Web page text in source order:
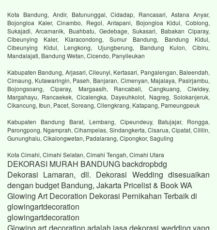
Kota Bandung, Andir, Batununggal, Cidadap, Rancasari, Astana Anyar,
Bojongloa Kaler, Cinambo, Regol, Antapani, Bojongloa Kidul, Coblong,
Sukajadi, Arcamanik, Buahbatu, Gedebage, Sukasari, Babakan Ciparay,
Cibeunying Kaler, Kiaracondong, Sumur Bandung, Bandung Kidul,
Cibeunying Kidul, Lengkong, Ujungberung, Bandung Kulon, Cibiru,
Mandalajati, Bandung Wetan, Cicendo, Panyileukan
Kabupaten Bandung, Arjasari, Cileunyi, Kertasari, Pangalengan, Baleendah,
Cimaung, Kutawaringin, Paseh, Banjaran, Cimenyan, Majalaya, Pasirjambu,
Bojongsoang, Ciparay, Margaasih, Rancabali, Cangkuang, Ciwidey,
Margahayu, Rancaekek, Cicalengka, Dayeuhkolot, Nagreg, Solokanjeruk,
Cikancung, Ibun, Pacet, Soreang, Cilengkrang, Katapang, Pameungpeuk
Kabupaten Bandung Barat, Lembang, Cipeundeuy, Batujajar, Rongga,
Parongpong, Ngamprah, Cihampelas, Sindangkerta, Cisarua, Cipatat, Cililin,
Gununghalu, Cikalongwetan, Padalarang, Cipongkor, Saguling
Kota Cimahi, Cimahi Selatan, Cimahi Tengah, Cimahi Utara
DEKORASI MURAH BANDUNG backdropbdg
Dekorasi Lamaran, dll. Dekorasi Wedding disesuaikan
dengan budget Bandung, Jakarta Pricelist & Book WA
Glowing Art Decoration Dekorasi Pernikahan Terbaik di
glowingartdecoration
glowingartdecoration